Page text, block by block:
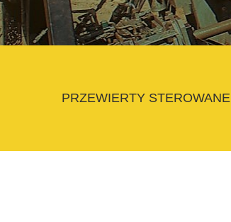
PRZEWIERTY